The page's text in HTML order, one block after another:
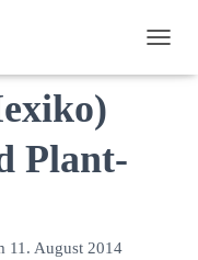
A
Plant-
11. August 2014